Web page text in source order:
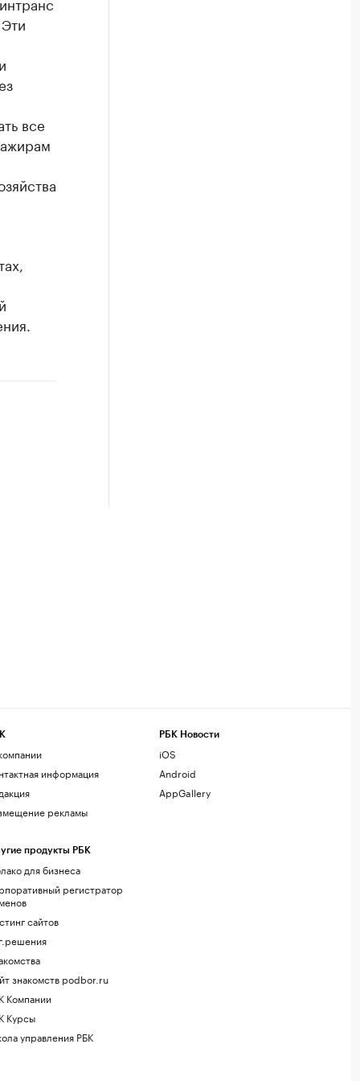
все
информация
рекламы
продукты РБК
для бизнеса
регистратор
сайтов
знакомств podbor.ru
Компании
Курсы
управления РБК
РБК Новости
iOS
Android
AppGallery